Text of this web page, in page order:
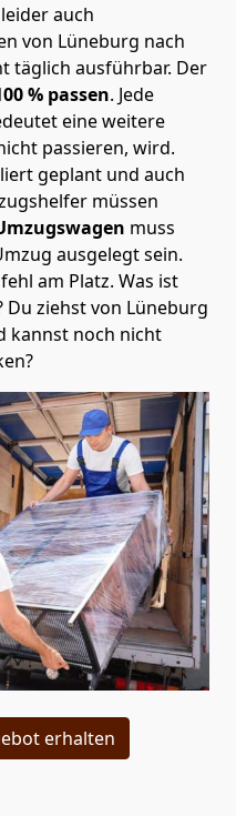
auch
von Lüneburg nach
täglich ausführbar. Der
% passen. Jede
eine weitere
passieren, wird.
geplant und auch
müssen
muss
ausgelegt sein.
am Platz. Was ist
Du ziehst von Lüneburg
kannst noch nicht
erhalten